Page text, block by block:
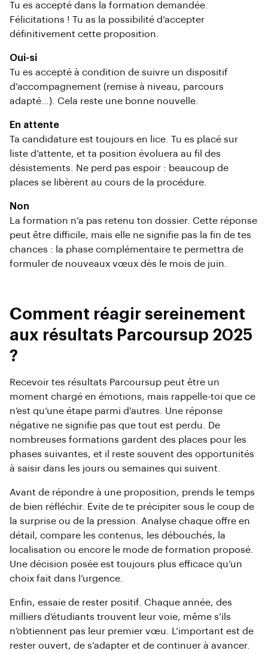
Tu es accepté dans la formation demandée.
Félicitations ! Tu as la possibilité d’accepter
définitivement cette proposition.
Oui-si
Tu es accepté à condition de suivre un dispositif
d’accompagnement (remise à niveau, parcours
adapté…). Cela reste une bonne nouvelle.
En attente
Ta candidature est toujours en lice. Tu es placé sur
liste d’attente, et ta position évoluera au fil des
désistements. Ne perd pas espoir : beaucoup de
places se libèrent au cours de la procédure.
Non
La formation n’a pas retenu ton dossier. Cette réponse
peut être difficile, mais elle ne signifie pas la fin de tes
chances : la phase complémentaire te permettra de
formuler de nouveaux vœux dès le mois de juin.
Comment réagir sereinement
aux résultats Parcoursup 2025
?
Recevoir tes résultats Parcoursup peut être un
moment chargé en émotions, mais rappelle-toi que ce
n’est qu’une étape parmi d’autres. Une réponse
négative ne signifie pas que tout est perdu. De
nombreuses formations gardent des places pour les
phases suivantes, et il reste souvent des opportunités
à saisir dans les jours ou semaines qui suivent.
Avant de répondre à une proposition, prends le temps
de bien réfléchir. Évite de te précipiter sous le coup de
la surprise ou de la pression. Analyse chaque offre en
détail, compare les contenus, les débouchés, la
localisation ou encore le mode de formation proposé.
Une décision posée est toujours plus efficace qu’un
choix fait dans l’urgence.
Enfin, essaie de rester positif. Chaque année, des
milliers d’étudiants trouvent leur voie, même s’ils
n’obtiennent pas leur premier vœu. L’important est de
rester ouvert, de s’adapter et de continuer à avancer.